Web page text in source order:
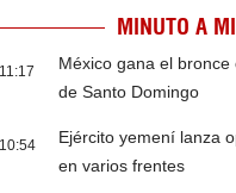
MINUTO A
11:17
México gana el
de Santo Domingo
10:54
Ejército yemení lanza
en varios frentes